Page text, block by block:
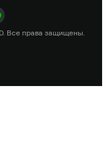
Все права защищены.